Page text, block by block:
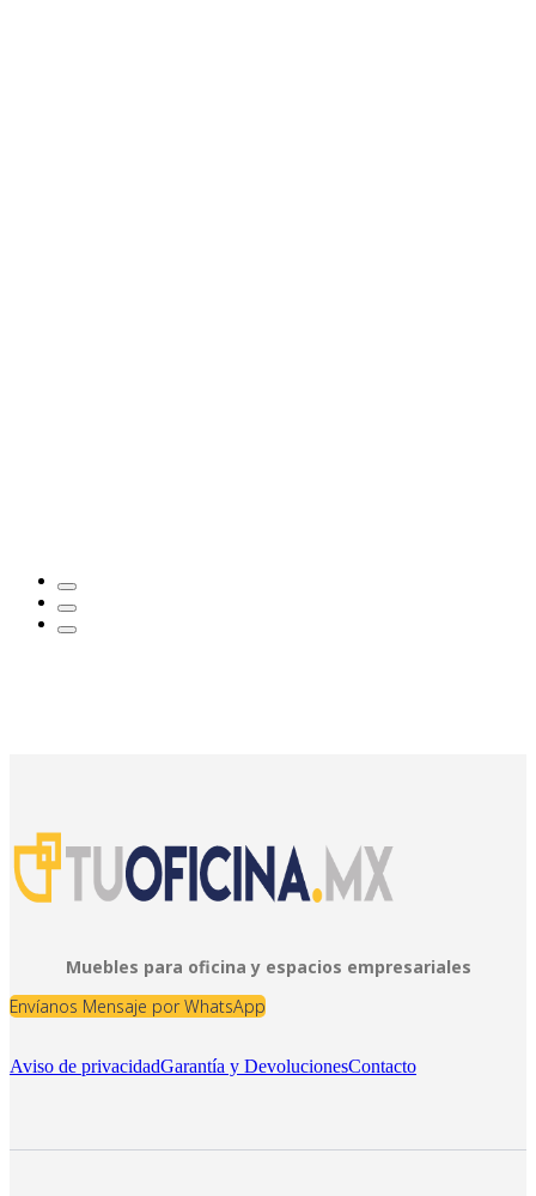
Muebles para oficina y espacios empresariales
Envíanos Mensaje por WhatsApp
Aviso de privacidadGarantía y DevolucionesContacto